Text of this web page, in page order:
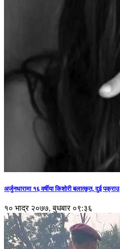
अर्जुनधारामा १६ वर्षीया किशोरी बलात्कृत, दुई पक्राउ
१० भाद्र २०७७, बुधबार ०९:३६